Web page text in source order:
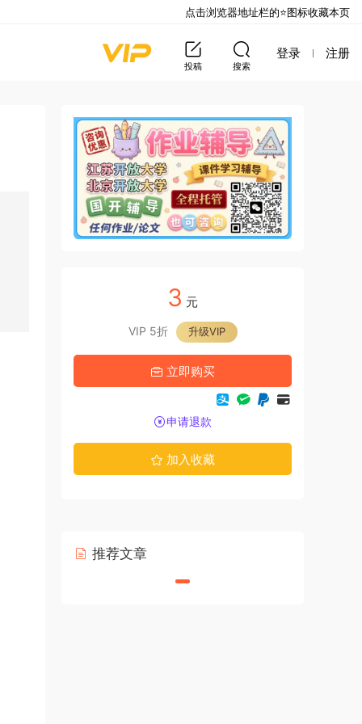
投稿 搜索
登录 注册
3 元
VIP 5折 升级VIP
立即购买
申请退款
加入收藏
推荐文章
点击浏览器地址栏的⭐图标收藏本页